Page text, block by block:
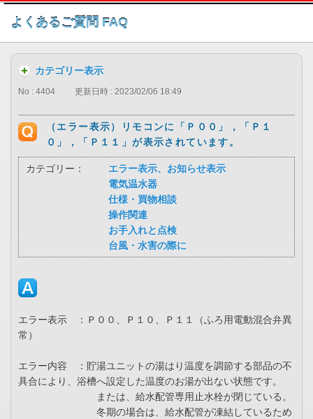
このページの本文へ
よくあるご質問 FAQ
カテゴリー表示
No : 4404 更新日時 : 2023/02/06 18:49
（エラー表示）リモコンに「Ｐ００」，「Ｐ１
０」，「Ｐ１１」が表示されています。
カテゴリー：
エラー表示、お知らせ表示
電気温水器
仕様・買物相談
操作関連
お手入れと点検
台風・水害の際に
エラー表示 ：Ｐ００、Ｐ１０、Ｐ１１（ふろ用電動混合弁異
常）
エラー内容 ：貯湯ユニットの湯はり温度を調節する部品の不
具合により、浴槽へ設定した温度のお湯が出ない状態です。
または、給水配管専用止水栓が閉じている。
冬期の場合は、給水配管が凍結しているため